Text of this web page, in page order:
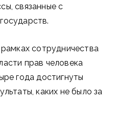
связанные с
сотрудничества
прав человека
года достигнуты
каких не было за